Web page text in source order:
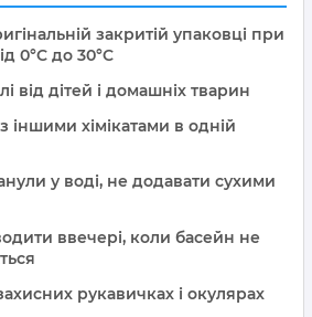
закритій упаковці при
0°C до 30°C
від дітей і домашніх тварин
іншими хімікатами в одній
у воді, не додавати сухими
ввечері, коли басейн не
рукавичках і окулярах